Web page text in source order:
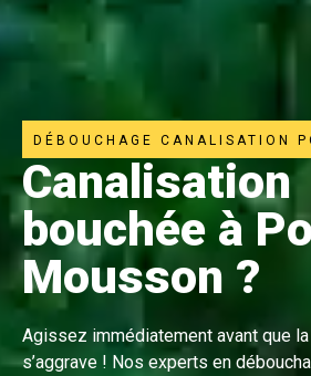
DÉBOUCHAGE CANALISATION
Canalisation
bouchée à
Mousson ?
Agissez immédiatement avant que
s’aggrave ! Nos experts en